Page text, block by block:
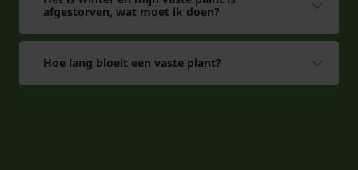
afgestorven, wat moet ik doen?
Hoe lang bloeit een vaste plant?